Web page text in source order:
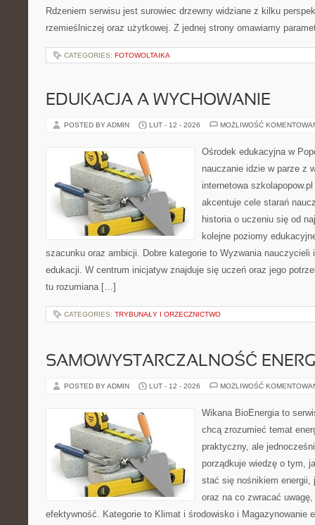
Rdzeniem serwisu jest surowiec drzewny widziane z kilku
rzemieślniczej oraz użytkowej. Z jednej strony omawiamy
CATEGORIES: FOTOWOLTAIKA
EDUKACJA A WYCHOWANIE
POSTED BY ADMIN LUT - 12 - 2026 MOŻLIWOŚĆ
Ośrodek edukacyjna w
nauczanie idzie w parze z
internetowa
akcentuje cele starań
historia o uczeniu się od
kolejne poziomy
szacunku oraz ambicji. Dobre kategorie to Wyzwania nauczycieli
edukacji. W centrum inicjatyw znajduje się uczeń oraz jego
tu rozumiana […]
CATEGORIES: TRYBUNAŁY I ORZECZNICTWO
SAMOWYSTARCZALNOŚĆ
POSTED BY ADMIN LUT - 12 - 2026 MOŻLIWOŚĆ
Wikana BioEnergia to
chcą zrozumieć temat
praktyczny, ale
porządkuje wiedzę o tym,
stać się nośnikiem energii,
oraz na co zwracać
efektywność. Kategorie to Klimat i środowisko i Magazynowanie